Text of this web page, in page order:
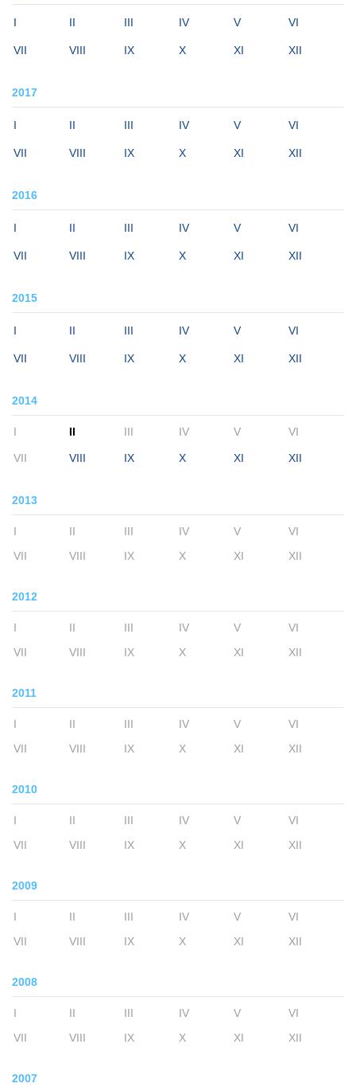
I II III IV V VI
VII VIII IX X XI XII
2017
I II III IV V VI
VII VIII IX X XI XII
2016
I II III IV V VI
VII VIII IX X XI XII
2015
I II III IV V VI
VII VIII IX X XI XII
2014
I II III IV V VI
VII VIII IX X XI XII
2013
I II III IV V
VI
VII
VIII IX X XI XII
2012
I II III IV V
VI
VII
VIII IX X XI XII
2011
I II III IV V
VI
VII
VIII IX X XI XII
2010
I II III IV V
VI
VII
VIII IX X XI XII
2009
I II III IV V
VI
VII
VIII IX X XI XII
2008
I II III IV V
VI
VII
VIII IX X XI XII
2007